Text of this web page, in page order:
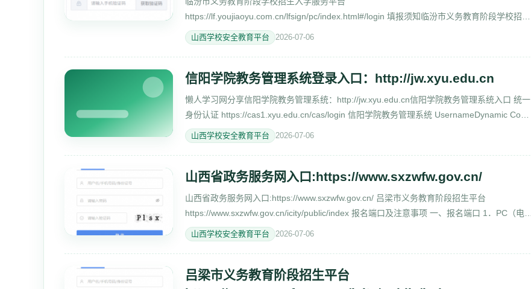
https://lf.youjiaoyu.com.cn/lfsign/pc/index.html#/login 填报须知临汾市义务教育阶段学校招生
入学服务平台https://lf.youjiaoyu.com.cn/ 临汾市2025
山西学校安全教育平台 2026-07-06
信阳学院教务管理系统登录入口：http://jw.xyu.edu.cn
懒人学习网分享信阳学院教务管理系统：http://jw.xyu.edu.cn信阳学院教务管理系统入口 统一
身份认证 https://cas1.xyu.edu.cn/cas/login 信阳学院教务管理系统 UsernameDynamic Code
请输入学工
山西学校安全教育平台 2026-07-06
山西省政务服务网入口:https://www.sxzwfw.gov.cn/
山西省政务服务网入口:https://www.sxzwfw.gov.cn/ 吕梁市义务教育阶段招生平台
https://www.sxzwfw.gov.cn/icity/public/index 报名端口及注意事项 一、报名端口 1．PC（电
脑）端口 报名流程：
山西学校安全教育平台 2026-07-06
吕梁市义务教育阶段招生平台